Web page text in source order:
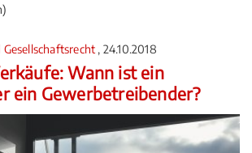
, 24.10.2018
Wann ist ein
ein Gewerbetreibender?